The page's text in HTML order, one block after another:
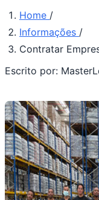
Home /
Informações /
Contratar
Escrito por: